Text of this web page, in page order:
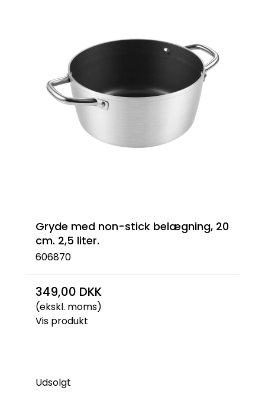
Gryde med non-stick belægning, 20
cm. 2,5 liter.
606870
349,00 DKK
(ekskl. moms)
Vis produkt
Udsolgt